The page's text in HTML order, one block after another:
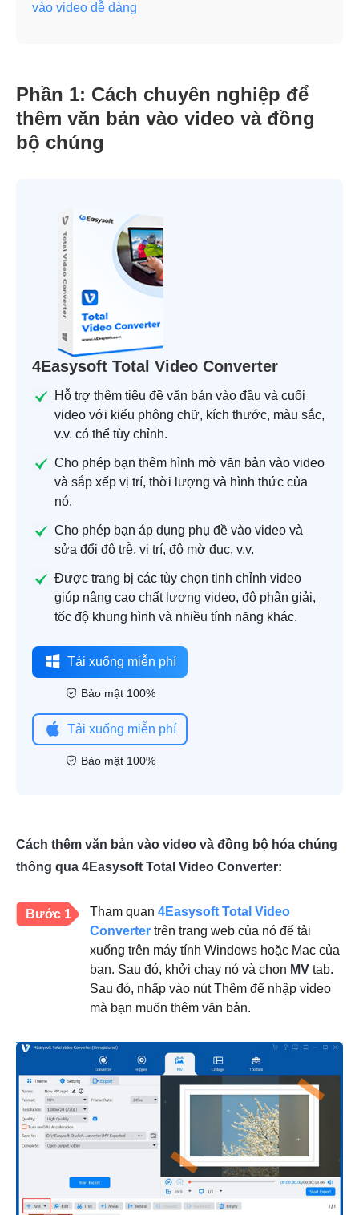
vào video dễ dàng
Phần 1: Cách chuyên nghiệp để
thêm văn bản vào video và đồng
bộ chúng
4Easysoft Total Video Converter
Hỗ trợ thêm tiêu đề văn bản vào đầu và cuối
video với kiểu phông chữ, kích thước, màu sắc,
v.v. có thể tùy chỉnh.
Cho phép bạn thêm hình mờ văn bản vào video
và sắp xếp vị trí, thời lượng và hình thức của
nó.
Cho phép bạn áp dụng phụ đề vào video và
sửa đổi độ trễ, vị trí, độ mờ đục, v.v.
Được trang bị các tùy chọn tinh chỉnh video
giúp nâng cao chất lượng video, độ phân giải,
tốc độ khung hình và nhiều tính năng khác.
Tải xuống miễn phí
Bảo mật 100%
Tải xuống miễn phí
Bảo mật 100%
Cách thêm văn bản vào video và đồng bộ hóa chúng
thông qua 4Easysoft Total Video Converter:
Bước 1 Tham quan 4Easysoft Total Video
Converter trên trang web của nó để tải
xuống trên máy tính Windows hoặc Mac của
bạn. Sau đó, khởi chạy nó và chọn MV tab.
Sau đó, nhấp vào nút Thêm để nhập video
mà bạn muốn thêm văn bản.